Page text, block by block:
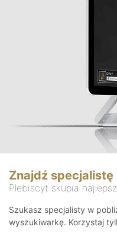
Znajdź specjalistę
Plebiscyt skupia
Szukasz specjalisty w
wyszukiwarkę. Korzystaj